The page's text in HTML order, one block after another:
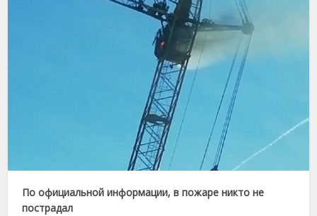
По официальной информации, в пожаре никто не
пострадал